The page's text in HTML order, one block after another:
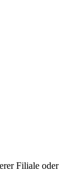
Filiale oder